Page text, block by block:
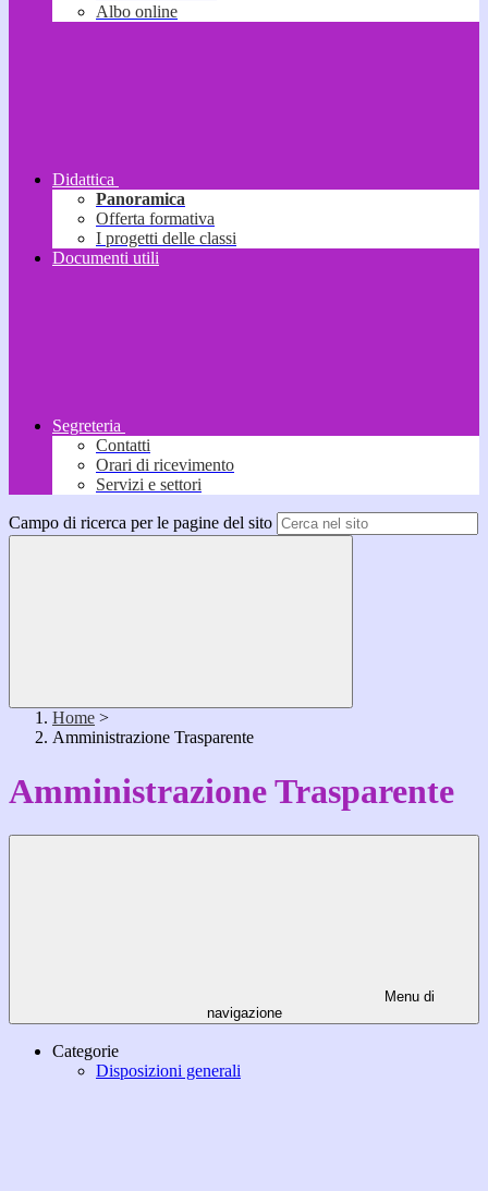
Albo online
Didattica
Panoramica
Offerta formativa
I progetti delle classi
Documenti utili
Segreteria
Contatti
Orari di ricevimento
Servizi e settori
Campo di ricerca per le pagine del sito
Home >
Amministrazione Trasparente
Amministrazione Trasparente
Menu di
navigazione
Categorie
Disposizioni generali